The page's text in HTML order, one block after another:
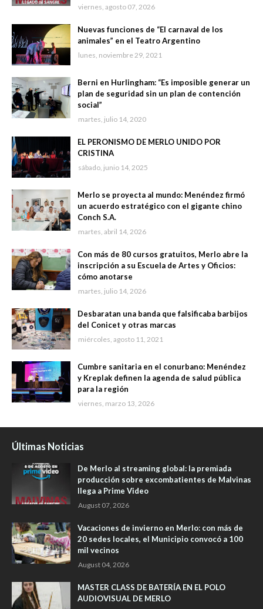
viernes, agosto 07, 2026
Nuevas funciones de “El carnaval de los
animales” en el Teatro Argentino
lunes, noviembre 29, 2021
Berni en Hurlingham: “Es imposible generar un
plan de seguridad sin un plan de contención
social”
martes, julio 14, 2020
EL PERONISMO DE MERLO UNIDO POR
CRISTINA
sábado, junio 14, 2025
Merlo se proyecta al mundo: Menéndez firmó
un acuerdo estratégico con el gigante chino
Conch S.A.
martes, abril 14, 2026
Con más de 80 cursos gratuitos, Merlo abre la
inscripción a su Escuela de Artes y Oficios:
cómo anotarse
martes, julio 14, 2026
Desbaratan una banda que falsificaba barbijos
del Conicet y otras marcas
miércoles, agosto 11, 2021
Cumbre sanitaria en el conurbano: Menéndez
y Kreplak definen la agenda de salud pública
para la región
viernes, marzo 13, 2026
Últimas Noticias
De Merlo al streaming global: la premiada
producción sobre excombatientes de Malvinas
llega a Prime Video
August 07, 2026
Vacaciones de invierno en Merlo: con más de
20 sedes locales, el Municipio convocó a 100
mil vecinos
August 04, 2026
MASTER CLASS DE BATERÍA EN EL POLO
AUDIOVISUAL DE MERLO